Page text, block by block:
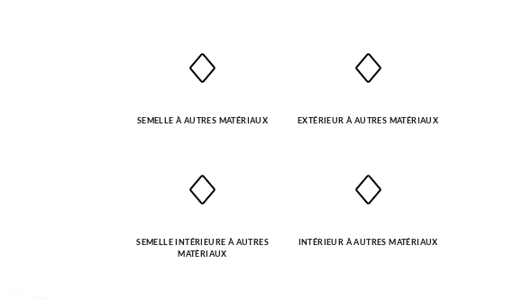
SEMELLE À AUTRES MATÉRIAUX EXTÉRIEUR À AUTRES MATÉRIAUX
SEMELLE INTÉRIEURE À AUTRES
MATÉRIAUX
INTÉRIEUR À AUTRES MATÉRIAUX